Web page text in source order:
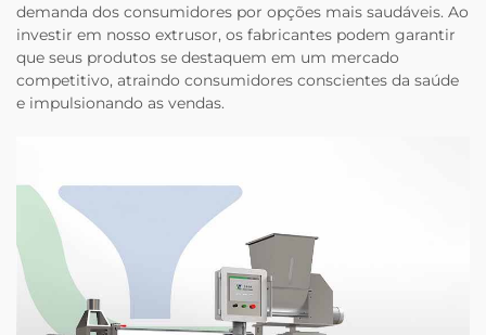
demanda dos consumidores por opções mais saudáveis. Ao
investir em nosso extrusor, os fabricantes podem garantir
que seus produtos se destaquem em um mercado
competitivo, atraindo consumidores conscientes da saúde
e impulsionando as vendas.